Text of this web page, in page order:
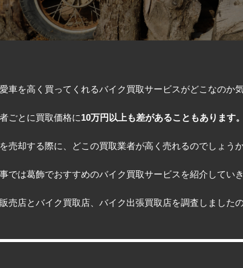
車を高く買ってくれるバイク買取サービスがどこなのか
ごとに買取価格に10万円以上も差があることもあります。
売却する際に、どこの買取業者が高く売れるのでしょう
では葛飾でおすすめのバイク買取サービスを紹介していき
売店とバイク買取店、バイク出張買取店を調査しました